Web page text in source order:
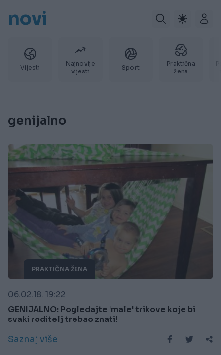
novi
Vijesti
Najnovije
vijesti
Sport
Praktična
žena
genijalno
PRAKTIČNA ŽENA
06.02.18. 19:22
GENIJALNO: Pogledajte 'male' trikove koje bi
svaki roditelj trebao znati!
Saznaj više